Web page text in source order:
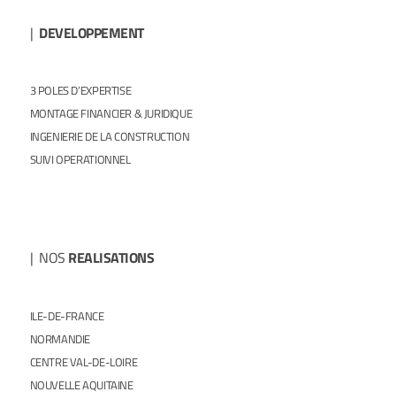
| DEVELOPPEMENT
3 POLES D’EXPERTISE
MONTAGE FINANCIER & JURIDIQUE
INGENIERIE DE LA CONSTRUCTION
SUIVI OPERATIONNEL
| NOS REALISATIONS
ILE-DE-FRANCE
NORMANDIE
CENTRE VAL-DE-LOIRE
NOUVELLE AQUITAINE